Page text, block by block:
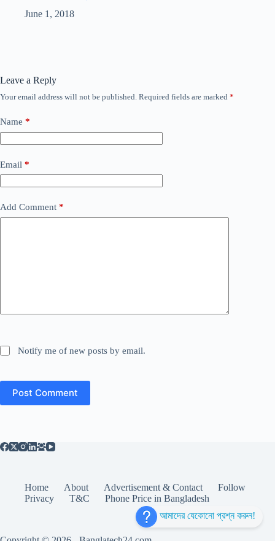
June 1, 2018
Leave a Reply
Your email address will not be published. Required fields are marked *
Name *
Email *
Add Comment *
Notify me of new posts by email.
Post Comment
Home About Advertisement & Contact
Follow
Privacy
T&C Phone Price in Bangladesh
আমাদের যেকোনো প্রশ্ন করুন!